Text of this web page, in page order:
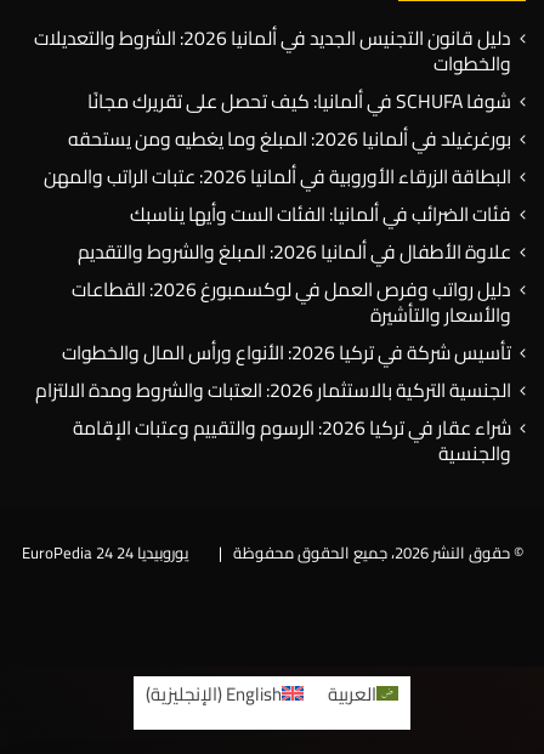
دليل قانون التجنيس الجديد في ألمانيا 2026: الشروط والتعديلات
والخطوات
شوفا SCHUFA في ألمانيا: كيف تحصل على تقريرك مجانًا
بورغرغيلد في ألمانيا 2026: المبلغ وما يغطيه ومن يستحقه
البطاقة الزرقاء الأوروبية في ألمانيا 2026: عتبات الراتب والمهن
فئات الضرائب في ألمانيا: الفئات الست وأيها يناسبك
علاوة الأطفال في ألمانيا 2026: المبلغ والشروط والتقديم
دليل رواتب وفرص العمل في لوكسمبورغ 2026: القطاعات
والأسعار والتأشيرة
تأسيس شركة في تركيا 2026: الأنواع ورأس المال والخطوات
الجنسية التركية بالاستثمار 2026: العتبات والشروط ومدة الالتزام
شراء عقار في تركيا 2026: الرسوم والتقييم وعتبات الإقامة
والجنسية
© حقوق النشر 2026، جميع الحقوق محفوظة | يوروبيديا 24 EuroPedia 24
العربية English
(الإنجليزية)